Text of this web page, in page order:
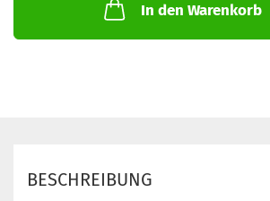
In den Warenkorb
BESCHREIBUNG